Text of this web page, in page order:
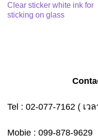
Clear sticker white ink for
sticking on glass
Tel : 02-077-7162 ( เว
Mobie : 099-878-9629